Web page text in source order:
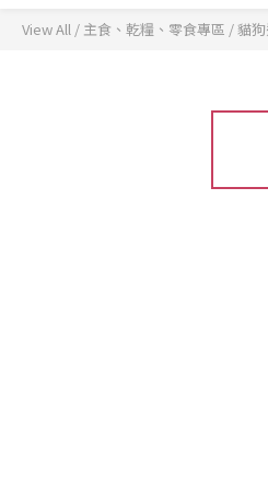
View All / 主食、乾糧、零食專區 /貓